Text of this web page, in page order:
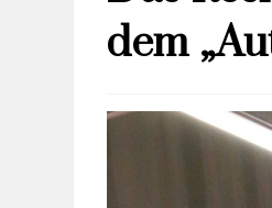
dem